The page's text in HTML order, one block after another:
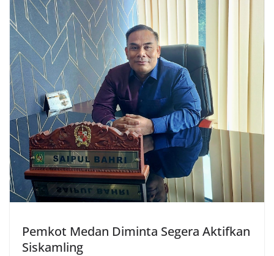
Pemkot Medan Diminta Segera Aktifkan
Siskamling